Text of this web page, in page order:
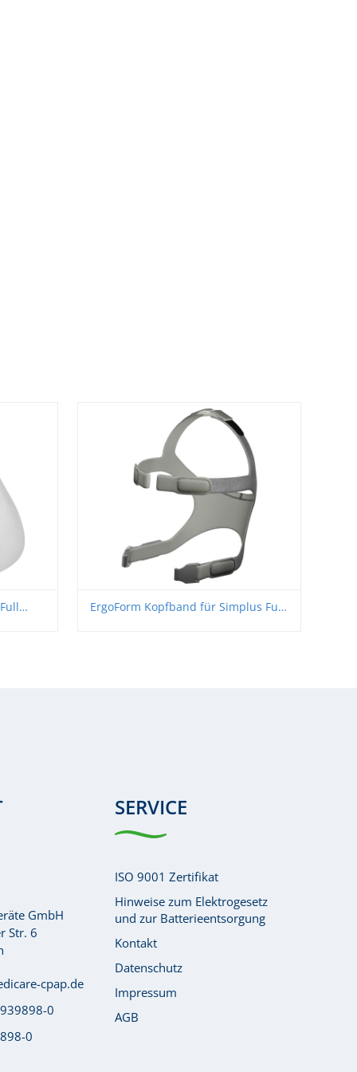
ErgoForm Kopfband für Simplus Full
GmbH
Str. 6
cpap.de
0
0
SERVICE
ISO 9001 Zertifikat
Hinweise zum Elektrogesetz
und zur Batterieentsorgung
Kontakt
Datenschutz
Impressum
AGB